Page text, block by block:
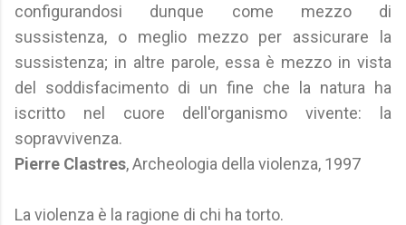
configurandosi dunque come mezzo di
sussistenza, o meglio mezzo per assicurare la
sussistenza; in altre parole, essa è mezzo in vista
del soddisfacimento di un fine che la natura ha
iscritto nel cuore dell'organismo vivente: la
sopravvivenza.
Pierre Clastres, Archeologia della violenza, 1997
La violenza è la ragione di chi ha torto.